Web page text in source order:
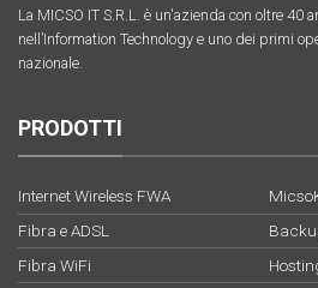
La MICSO IT S.R.L. è un'azienda con oltre 40
nell’Information Technology e uno dei primi
nazionale.
PRODOTTI
Internet Wireless FWA
Fibra e ADSL
Fibra WiFi